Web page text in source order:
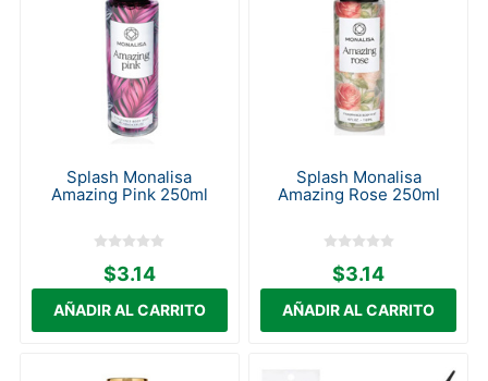
Splash Monalisa
Amazing Pink 250ml
$3.14
Splash Monalisa
Amazing Rose 250ml
$3.14